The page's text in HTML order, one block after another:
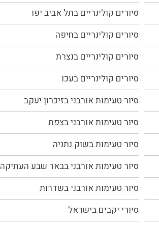
סיורים קולינריים בתל אביב יפו
סיורים קולינריים בחיפה
סיורים קולינריים בנצרת
סיורים קולינריים בעכו
סיור טעימות אורבני בזיכרון יעקב
סיור טעימות אורבני בצפת
סיור טעימות בשוק נתניה
סיור טעימות אורבני בבאר שבע העתיקה
סיור טעימות אורבני בשדרות
סיורי יקבים בישראל